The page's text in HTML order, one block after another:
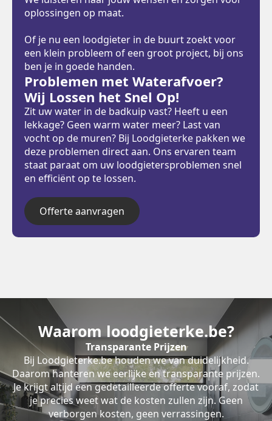
oplossingen op maat.
Of je nu een loodgieter in de buurt zoekt voor
een klein probleem of een groot project, bij ons
ben je in goede handen.
Problemen met Waterafvoer?
Wij Lossen het Snel Op!
Zit uw water in de badkuip vast? Heeft u een
lekkage? Geen warm water meer? Last van
vocht op de muren? Bij Loodgieterke pakken we
deze problemen direct aan. Ons ervaren team
staat paraat om uw loodgietersproblemen snel
en efficiënt op te lossen.
Offerte aanvragen
Waarom loodgieterke.be?
Transparante Prijzen
Bij Loodgieterke.be houden we van duidelijkheid.
Daarom hanteren we eerlijke en transparante prijzen.
Je krijgt altijd een gedetailleerde offerte vooraf, zodat
je precies weet wat de kosten zullen zijn. Geen
verborgen kosten, geen verrassingen.